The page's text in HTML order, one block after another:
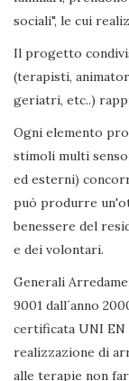
sociali", le cui
Il progetto
(terapisti,
geriatri, etc..)
Ogni elemento
stimoli multi
ed esterni)
può produrre
benessere del
e dei volontari.
Generali
9001 dall´anno
certificata UNI EN
realizzazione di
alle terapie non